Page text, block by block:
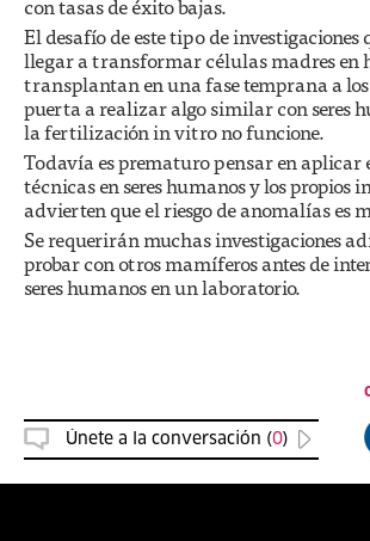
con tasas de éxito bajas.
El desafío de este tipo de investigaciones
llegar a transformar células madres en
transplantan en una fase temprana a
puerta a realizar algo similar con seres
la fertilización in vitro no funcione.
Todavía es prematuro pensar en aplicar
técnicas en seres humanos y los propios
advierten que el riesgo de anomalías es
Se requerirán muchas investigaciones
probar con otros mamíferos antes de
seres humanos en un laboratorio.
Únete a la conversación (0)